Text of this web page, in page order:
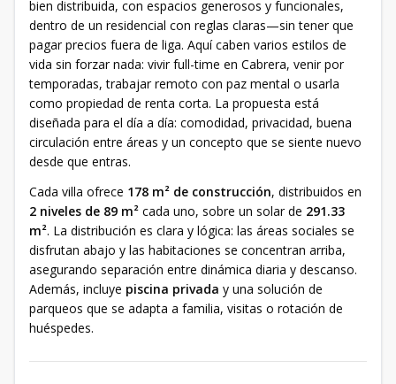
bien distribuida, con espacios generosos y funcionales,
dentro de un residencial con reglas claras—sin tener que
pagar precios fuera de liga. Aquí caben varios estilos de
vida sin forzar nada: vivir full-time en Cabrera, venir por
temporadas, trabajar remoto con paz mental o usarla
como propiedad de renta corta. La propuesta está
diseñada para el día a día: comodidad, privacidad, buena
circulación entre áreas y un concepto que se siente nuevo
desde que entras.
Cada villa ofrece 178 m² de construcción, distribuidos en
2 niveles de 89 m² cada uno, sobre un solar de 291.33
m². La distribución es clara y lógica: las áreas sociales se
disfrutan abajo y las habitaciones se concentran arriba,
asegurando separación entre dinámica diaria y descanso.
Además, incluye piscina privada y una solución de
parqueos que se adapta a familia, visitas o rotación de
huéspedes.